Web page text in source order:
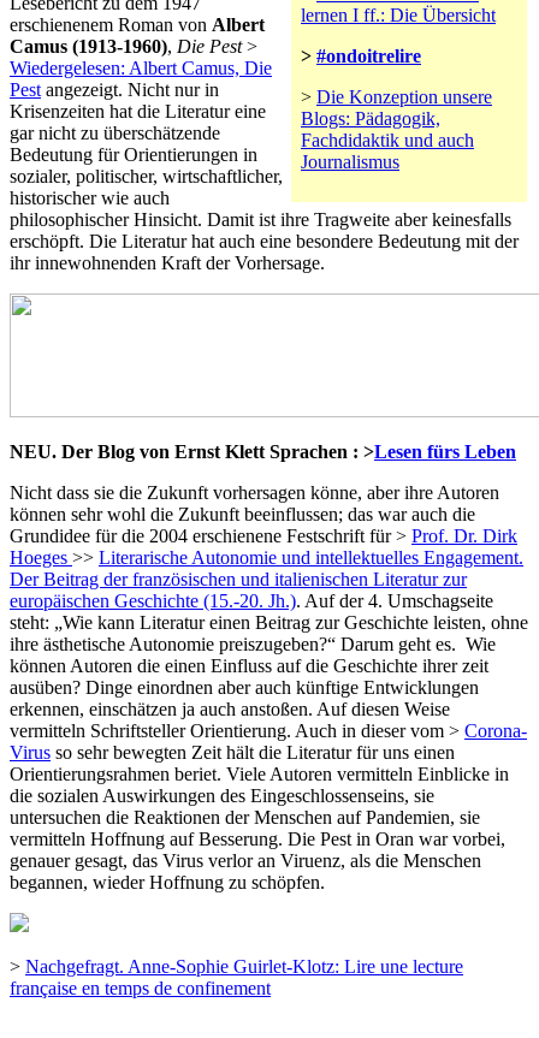
lernen I ff.: Die Übersicht
> #ondoitrelire
> Die Konzeption unsere
Blogs: Pädagogik,
Fachdidaktik und auch
Journalismus
erschienenem Roman von Albert
Camus (1913-1960), Die Pest>
Wiedergelesen: Albert Camus, Die
Pest angezeigt. Nicht nur in
Krisenzeiten hat die Literatur eine
gar nicht zu überschätzende
Bedeutung für Orientierungen in
sozialer, politischer, wirtschaftlicher,
historischer wie auch
philosophischer Hinsicht. Damit ist ihre Tragweite aber keinesfalls
erschöpft. Die Literatur hat auch eine besondere Bedeutung mit der
ihr innewohnenden Kraft der Vorhersage.
NEU. Der Blog von Ernst Klett Sprachen : >Lesen fürs Leben
Nicht dass sie die Zukunft vorhersagen könne, aber ihre Autoren
können sehr wohl die Zukunft beeinflussen; das war auch die
Grundidee für die 2004 erschienene Festschrift für > Prof. Dr. Dirk
Hoeges >> Literarische Autonomie und intellektuelles Engagement.
Der Beitrag der französischen und italienischen Literatur zur
europäischen Geschichte (15.-20. Jh.). Auf der 4. Umschagseite
steht: „Wie kann Literatur einen Beitrag zur Geschichte leisten, ohne
ihre ästhetische Autonomie preiszugeben?“ Darum geht es. Wie
können Autoren die einen Einfluss auf die Geschichte ihrer zeit
ausüben? Dinge einordnen aber auch künftige Entwicklungen
erkennen, einschätzen ja auch anstoßen. Auf diesen Weise
vermitteln Schriftsteller Orientierung. Auch in dieser vom > Corona-
Virus so sehr bewegten Zeit hält die Literatur für uns einen
Orientierungsrahmen beriet. Viele Autoren vermitteln Einblicke in
die sozialen Auswirkungen des Eingeschlossenseins, sie
untersuchen die Reaktionen der Menschen auf Pandemien, sie
vermitteln Hoffnung auf Besserung. Die Pest in Oran war vorbei,
genauer gesagt, das Virus verlor an Viruenz, als die Menschen
begannen, wieder Hoffnung zu schöpfen.
> Nachgefragt. Anne-Sophie Guirlet-Klotz: Lire une lecture
française en temps de confinement